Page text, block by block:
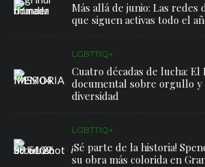
Más allá de junio: Las redes
que siguen activas todo el
LGBTTIQ+
Cuatro décadas de lucha: El
documental sobre orgullo y
diversidad
LGBTTIQ+
¡Sé parte de la historia!
su obra más colorida en